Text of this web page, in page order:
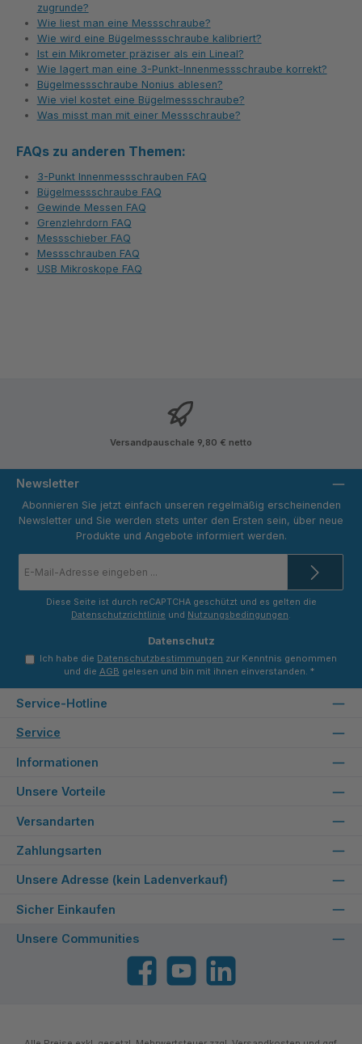
zugrunde?
Wie liest man eine Messschraube?
Wie wird eine Bügelmessschraube kalibriert?
Ist ein Mikrometer präziser als ein Lineal?
Wie lagert man eine 3-Punkt-Innenmessschraube korrekt?
Bügelmessschraube Nonius ablesen?
Wie viel kostet eine Bügelmessschraube?
Was misst man mit einer Messschraube?
FAQs zu anderen Themen:
3-Punkt Innenmessschrauben FAQ
Bügelmessschraube FAQ
Gewinde Messen FAQ
Grenzlehrdorn FAQ
Messschieber FAQ
Messschrauben FAQ
USB Mikroskope FAQ
Versandpauschale 9,80 € netto
Newsletter
Abonnieren Sie jetzt einfach unseren regelmäßig erscheinenden
Newsletter und Sie werden stets unter den Ersten sein, über neue
Produkte und Angebote informiert werden.
Mail-
*
Diese Seite ist durch reCAPTCHA geschützt und es gelten die
Datenschutzrichtlinie und Nutzungsbedingungen.
Datenschutz
Ich habe die Datenschutzbestimmungen zur Kenntnis genommen
und die AGB gelesen und bin mit ihnen einverstanden. *
Service-Hotline
Service
Informationen
Unsere Vorteile
Versandarten
Zahlungsarten
Unsere Adresse (kein Ladenverkauf)
Sicher Einkaufen
Unsere Communities
FacebookYouTube